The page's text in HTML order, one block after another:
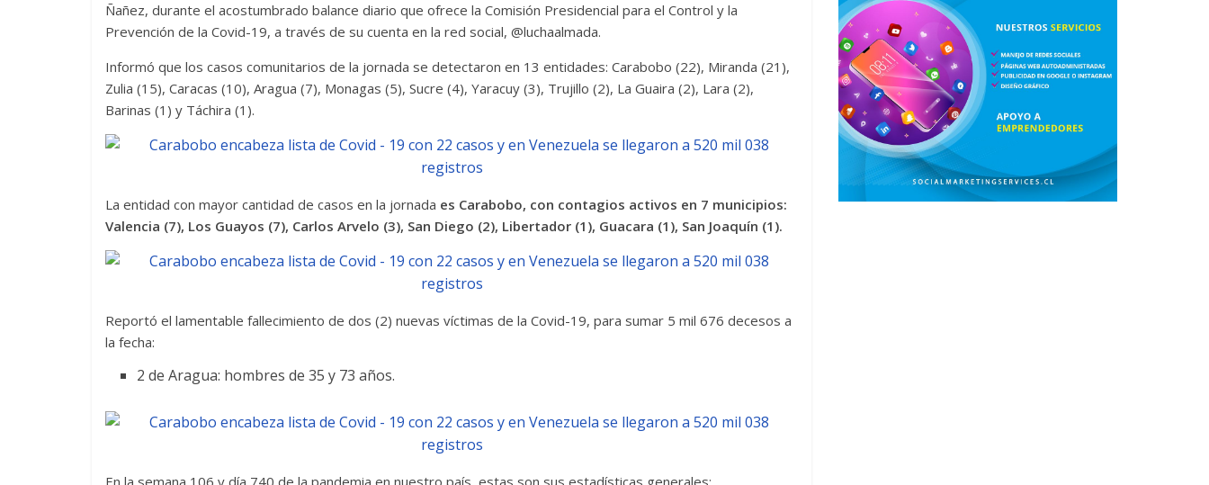
Ñañez, durante el acostumbrado balance diario que ofrece la Comisión Presidencial para el Control y la
Prevención de la Covid-19, a través de su cuenta en la red social, @luchaalmada.
Informó que los casos comunitarios de la jornada se detectaron en 13 entidades: Carabobo (22), Miranda (21),
Zulia (15), Caracas (10), Aragua (7), Monagas (5), Sucre (4), Yaracuy (3), Trujillo (2), La Guaira (2), Lara (2),
Barinas (1) y Táchira (1).
La entidad con mayor cantidad de casos en la jornada es Carabobo, con contagios activos en 7 municipios:
Valencia (7), Los Guayos (7), Carlos Arvelo (3), San Diego (2), Libertador (1), Guacara (1), San Joaquín (1).
Reportó el lamentable fallecimiento de dos (2) nuevas víctimas de la Covid-19, para sumar 5 mil 676 decesos a
la fecha:
2 de Aragua: hombres de 35 y 73 años.
En la semana 106 y día 740 de la pandemia en nuestro país, estas son sus estadísticas generales: